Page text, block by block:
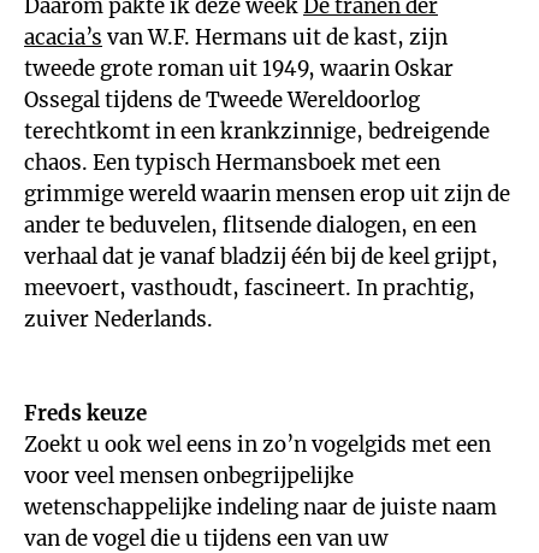
Daarom pakte ik deze weekDe tranen der
acacia’s van W.F. Hermans uit de kast, zijn
tweede grote roman uit 1949, waarin Oskar
Ossegal tijdens de Tweede Wereldoorlog
terechtkomt in een krankzinnige, bedreigende
chaos. Een typisch Hermansboek met een
grimmige wereld waarin mensen erop uit zijn de
ander te beduvelen, flitsende dialogen, en een
verhaal dat je vanaf bladzij één bij de keel grijpt,
meevoert, vasthoudt, fascineert. In prachtig,
zuiver Nederlands.
Freds keuze
Zoekt u ook wel eens in zo’n vogelgids met een
voor veel mensen onbegrijpelijke
wetenschappelijke indeling naar de juiste naam
van de vogel die u tijdens een van uw